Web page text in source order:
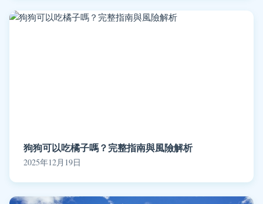
狗狗可以吃橘子嗎？完整指南與風險解析
2025年12月19日